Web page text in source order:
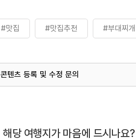
#맛집 #맛집추천 #부대찌개
콘텐츠 등록 및 수정 문의
해당 여행지가 마음에 드시나요?